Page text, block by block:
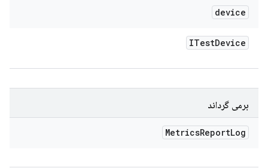
device
ITestDevice
برمی گرداند
MetricsReportLog